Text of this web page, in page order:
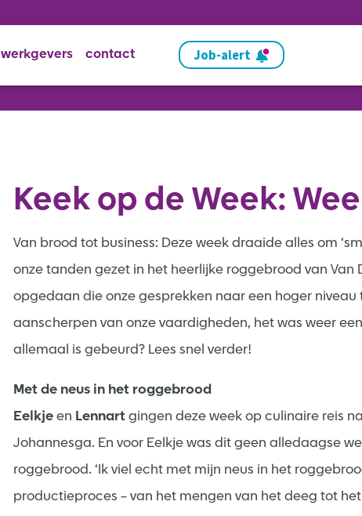
werkgevers contact Job-alert
Keek op de Week:
Van brood tot business: Deze week draaide alles om
onze tanden gezet in het heerlijke roggebrood van Van
opgedaan die onze gesprekken naar een hoger
aanscherpen van onze vaardigheden, het was weer
allemaal is gebeurd? Lees snel verder!
Met de neus in het roggebrood
Eelkjeen Lennart gingen deze week op culinaire reis
Johannesga. En voor Eelkje was dit geen alledaagse
roggebrood. ‘Ik viel echt met mijn neus in het
productieproces – van het mengen van het deeg tot